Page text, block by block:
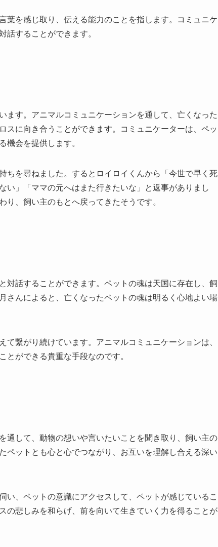
葉を感じ取り、伝える能力のことを指します。コミュニケ
話することができます。
ます。アニマルコミュニケーションを通して、亡くなった
スに向き合うことができます。コミュニケーターは、ペッ
機会を提供します。
ちを尋ねました。するとロイロイくんから「今世で早く死
い」「ママの元へはまた行きたいな」と返事がありまし
、飼い主のもとへ戻ってきたそうです。
対話することができます。ペットの魂は天国に存在し、飼
さんによると、亡くなったペットの魂は明るく心地よい場
繋がり続けています。アニマルコミュニケーションは、
とができる貴重な手段なのです。
通して、動物の想いや言いたいことを聞き取り、飼い主の
ペットとも心と心でつながり、お互いを理解し合える深い
い、ペットの意識にアクセスして、ペットが感じているこ
の悲しみを和らげ、前を向いて生きていく力を得ることが